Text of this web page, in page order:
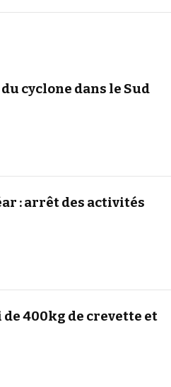
cyclone dans le Sud
: arrêt des activités
de 400kg de crevette et